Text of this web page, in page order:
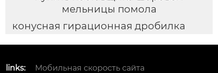
мельницы помола
конусная гирационная дробилка
links:
Мобильная скорость сайта